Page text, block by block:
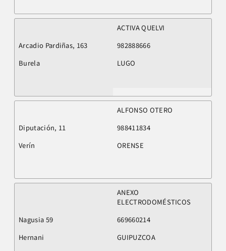
ACTIVA QUELVI
Arcadio Pardiñas, 163
982888666
Burela
LUGO
ALFONSO OTERO
Diputación, 11
988411834
Verín
ORENSE
ANEXO
ELECTRODOMÉSTICOS
Nagusia 59
669660214
Hernani
GUIPUZCOA